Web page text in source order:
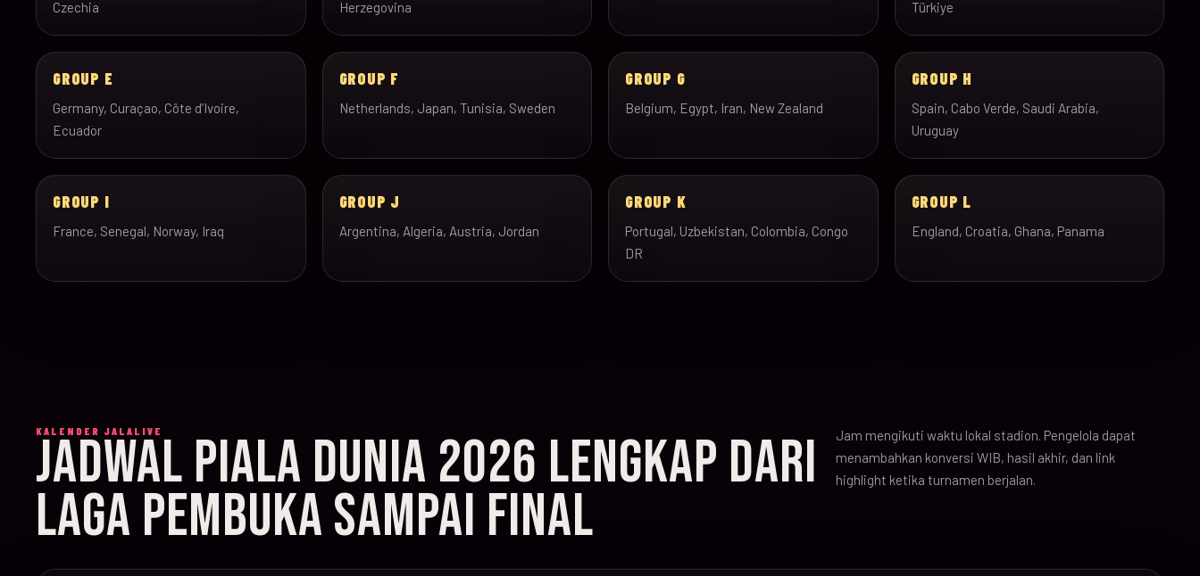
Czechia
Herzegovina
Türkiye
GROUP E
Germany, Curaçao, Côte d’Ivoire,
Ecuador
GROUP F
Netherlands, Japan, Tunisia, Sweden
GROUP G
Belgium, Egypt, Iran, New Zealand
GROUP H
Spain, Cabo Verde, Saudi Arabia,
Uruguay
GROUP I
France, Senegal, Norway, Iraq
GROUP J
Argentina, Algeria, Austria, Jordan
GROUP K
Portugal, Uzbekistan, Colombia, Congo
DR
GROUP L
England, Croatia, Ghana, Panama
KALENDER JALALIVE
JADWAL PIALA DUNIA 2026 LENGKAP DARI
LAGA PEMBUKA SAMPAI FINAL
Jam mengikuti waktu lokal stadion. Pengelola dapat
menambahkan konversi WIB, hasil akhir, dan link
highlight ketika turnamen berjalan.